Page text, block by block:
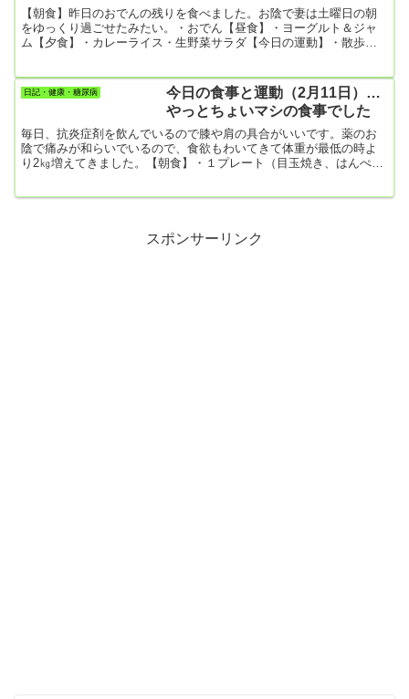
【朝食】昨日のおでんの残りを食べました。お陰で妻は土曜日の朝
をゆっくり過ごせたみたい。・おでん【昼食】・ヨーグルト＆ジャ
ム【夕食】・カレーライス・生野菜サラダ【今日の運動】・散歩
決して夜散歩に出かけました。出てみると確かに暖かくて散歩を続
ける気になりました。
日記・健康・糖尿病
今日の食事と運動（2月11日）…
やっとちょいマシの食事でした
毎日、抗炎症剤を飲んでいるので膝や肩の具合がいいです。薬のお
陰で痛みが和らいでいるので、食欲もわいてきて体重が最低の時よ
り2㎏増えてきました。【朝食】・１プレート（目玉焼き、はんぺ
スポンサーリンク